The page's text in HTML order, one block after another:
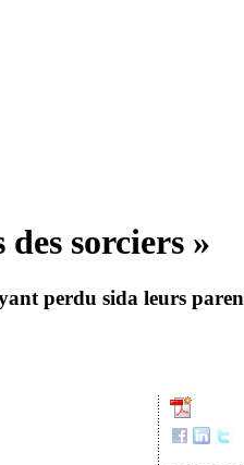
sorciers »
perdu sida leurs